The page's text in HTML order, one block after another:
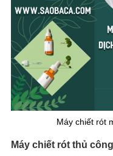
Máy chiết rót
Máy chiết rót thủ công